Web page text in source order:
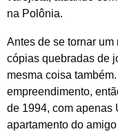
na Polônia.
Antes de se tornar
cópias quebradas de
mesma coisa
empreendimento,
de 1994, com apenas
apartamento do